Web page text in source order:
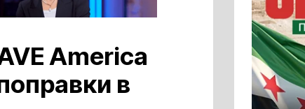
America
в